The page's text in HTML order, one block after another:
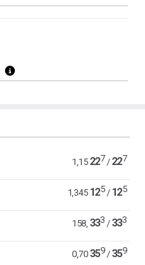
1,15 227 / 227
1,345 125/ 125
158, 333 / 333
0,70 359/ 359